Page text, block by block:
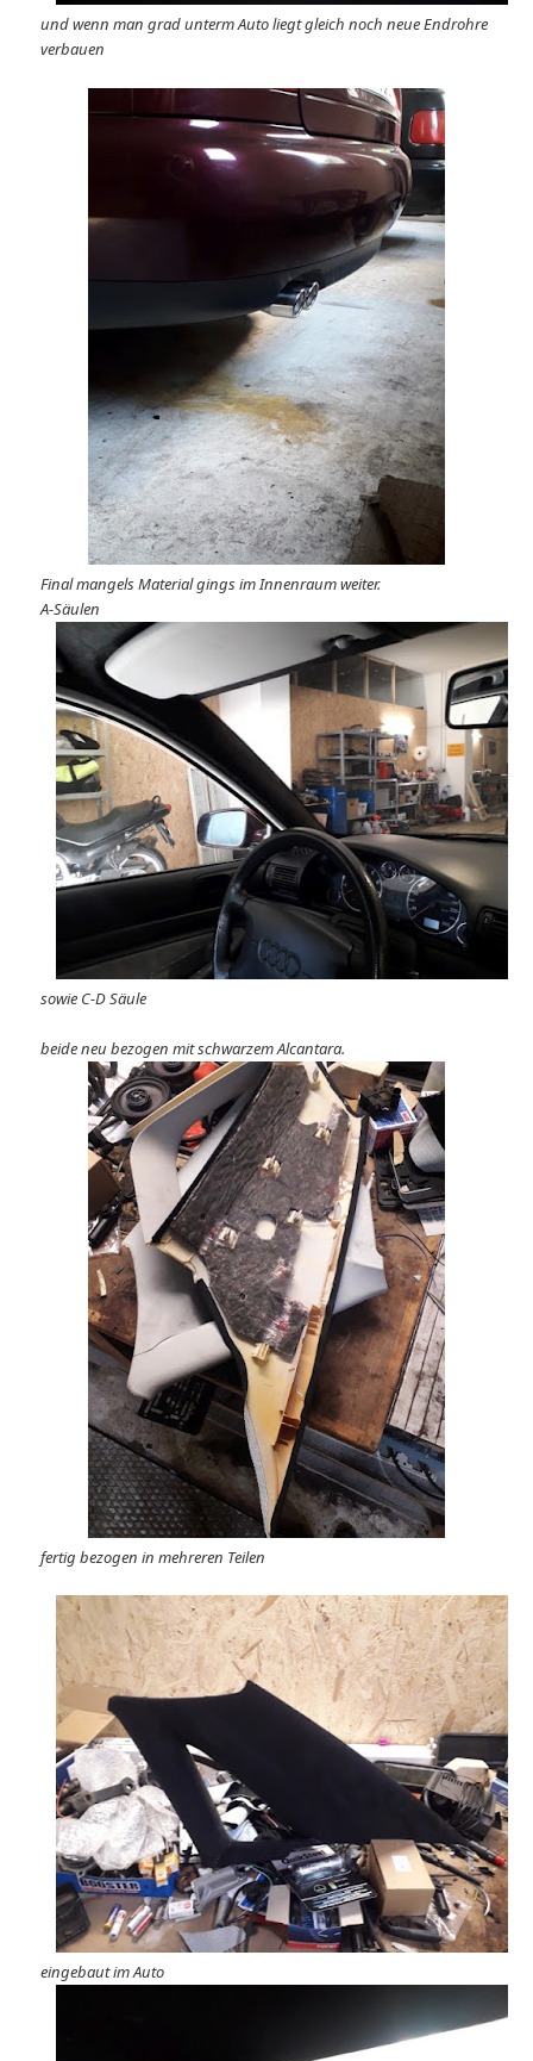
und wenn man grad unterm Auto liegt gleich noch neue Endrohre
verbauen
Final mangels Material gings im Innenraum weiter.
A-Säulen
sowie C-D Säule
beide neu bezogen mit schwarzem Alcantara.
fertig bezogen in mehreren Teilen
eingebaut im Auto